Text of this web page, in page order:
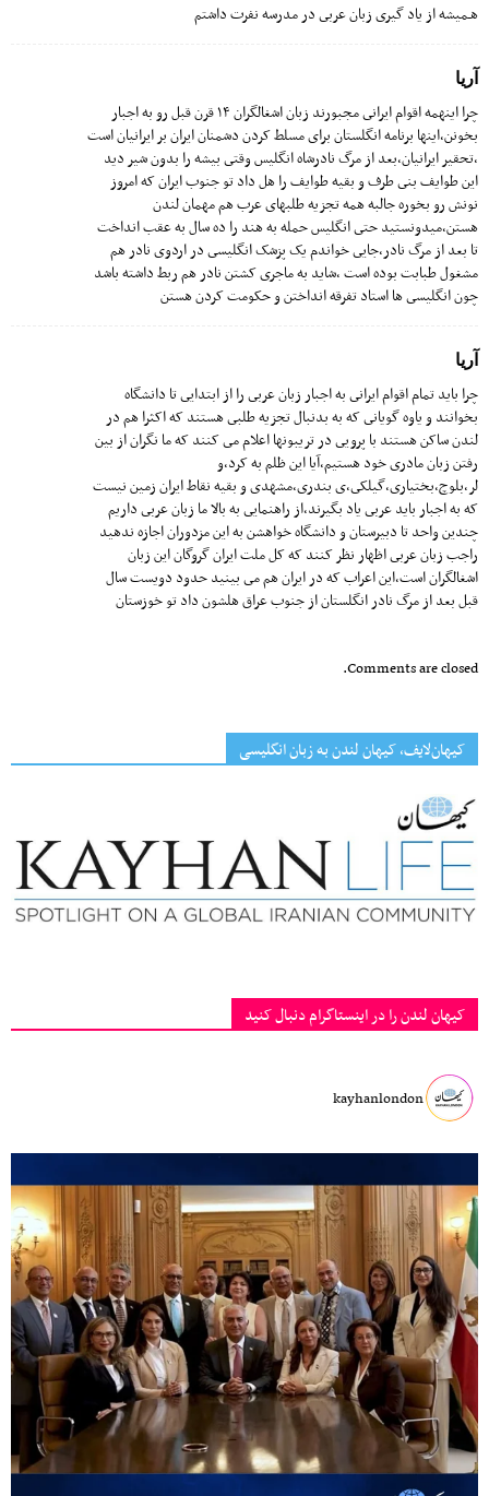
هـمیشه از یاد گیرى زبان عربى در مدرسه نفرت داشتم
آريا
چرا اینهمه اقوام ایرانى مجبورند زبان اشغالگران ١۴ قرن قبل رو به اجبار
بخونن،اینها برنامه انگلستان براى مسلط کردن دشمنان ایران بر ایرانیان است
،تحقیر ایرانیان،بعد از مرگ نادرشاه انگلیس وقتى بیشه را بدون شیر دید
این طوایف بنى طرف و بقیه طوایف را هل داد تو جنوب ایران که امروز
نونش رو بخوره جالبه همه تجزیه طلبهاى عرب هم مهمان لندن
هستن،میدونستید حتى انگلیس حمله به هند را ده سال به عقب انداخت
تا بعد از مرگ نادر،جایى خواندم یک پزشک انگلیسى در اردوى نادر هم
مشغول طبابت بوده است ،شاید به ماجرى کشتن نادر هم ربط داشته باشد
چون انگلیسى ها استاد تفرقه انداختن و حکومت کردن هستن
آريا
چرا باید تمام اقوام ایرانى به اجبار زبان عربى را از ابتدایى تا دانشگاه
بخوانند و یاوه گویانى که به بدنبال تجزیه طلبى هستند که اکثرا هم در
لندن ساکن هستند با پرویى در تریبونها اعلام مى کنند که ما نگران از بین
رفتن زبان مادرى خود هستیم،آیا این ظلم به کرد،و
لر،بلوچ،بختیارى،گیلکى،ى بندرى،مشهدى و بقیه نقاط ایران زمین نیست
که به اجبار باید عربى یاد بگیرند،از راهنمایى به بالا ما زبان عربى داریم
چندین واحد تا دبیرستان و دانشگاه خواهشن به این مزدوران اجازه ندهید
راجب زبان عربى اظهار نظر کنند که کل ملت ایران گروگان این زبان
اشغالگران است،این اعراب که در ایران هم مى بینید حدود دویست سال
قبل بعد از مرگ نادر انگلستان از جنوب عراق هلشون داد تو خوزستان
Comments are closed.
کیهان‌لایف، کیهان لندن به زبان انگلیسی
کیهان لندن را در اینستاگرام دنبال کنید
kayhanlondon